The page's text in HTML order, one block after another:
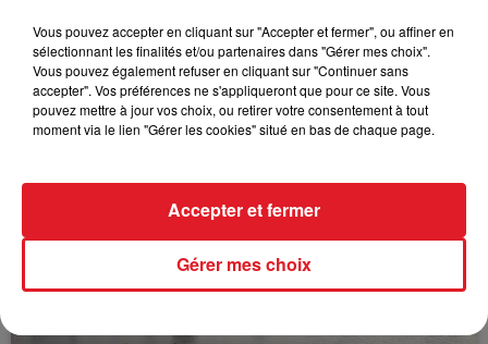
15 juillet 2026
VOLONTAIRE EN COURS, APRÈS LA...
Selon les premiers éléments, le logement servait
à des prostituées
Vous pouvez accepter en cliquant sur "Accepter et fermer", ou affiner en
sélectionnant les finalités et/ou partenaires dans "Gérer mes choix".
Vous pouvez également refuser en cliquant sur "Continuer sans
accepter". Vos préférences ne s'appliqueront que pour ce site. Vous
pouvez mettre à jour vos choix, ou retirer votre consentement à tout
moment via le lien "Gérer les cookies" situé en bas de chaque page.
Gérer mes choix
Accepter et fermer